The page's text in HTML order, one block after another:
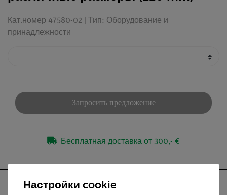
Кат.номер 47580-02 | Тип: Оборудование и
принадлежности
Запросить предложение
Бесплатная доставка от 300,- €
Настройки cookie